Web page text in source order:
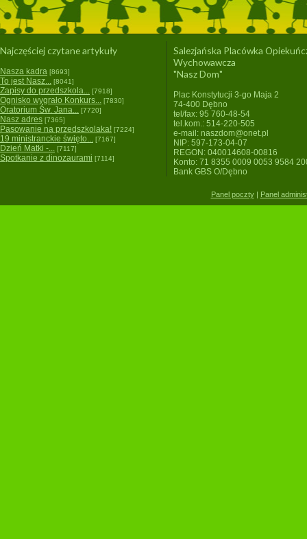
Najczęściej czytane artykuły
Nasza kadra [8693]
To jest Nasz... [8041]
Zapisy do przedszkola... [7918]
Ognisko wygrało Konkurs... [7830]
Oratorium Św. Jana... [7720]
Nasz adres [7365]
Pasowanie na przedszkolaka! [7224]
19 ministranckie święto... [7167]
Dzień Matki -... [7117]
Spotkanie z dinozaurami [7114]
Salezjańska Placówka
Wychowawcza
"Nasz Dom"
Plac Konstytucji 3-go Maja 2
74-400 Dębno
tel/fax: 95 760-48-54
tel.kom.: 514-220-505
e-mail: naszdom@onet.pl
NIP: 597-173-04-07
REGON: 040014608-00816
Konto: 71 8355 0009 0053 9584
Bank GBS O/Dębno
Panel poczty| Panel